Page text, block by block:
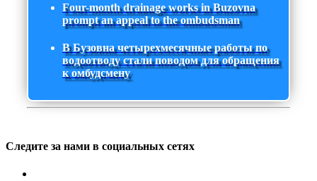
Four-month drainage works in Buzovna
prompt an appeal to the ombudsman
В Бузовна четырехмесячные работы по
водоотводу стали поводом для обращения
к омбудсмену
Следите за нами в социальных сетях